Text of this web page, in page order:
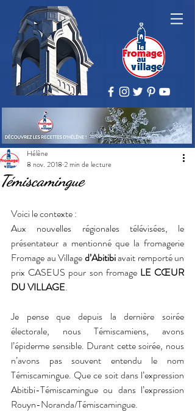
Témiscamingue
Hélène
8 nov. 2018 2 min de lecture
Voici le contexte :
Aux nouvelles régionales télévisées, le
présentateur a mentionné que la fromagerie
Fromage au Village d’Abitibi avait remporté un
prix CASEUS pour son fromage LE CŒUR
DU VILLAGE.
Je pense que depuis la dernière soirée
électorale, nous Témiscamiens, avons
l’épiderme sensible. Durant cette soirée, nous
n’avons pas souvent entendu le nom
Témiscamingue. Que ce soit dans l’expression
Abitibi-Témiscamingue ou dans l’expression
Rouyn-Noranda/Témiscamingue.